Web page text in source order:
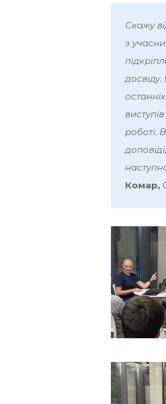
Скажу
з
роботі.
Комар,